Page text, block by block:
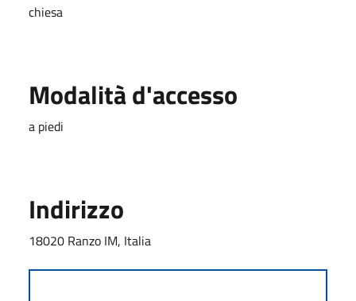
chiesa
Modalità d'accesso
a piedi
Indirizzo
18020 Ranzo IM, Italia